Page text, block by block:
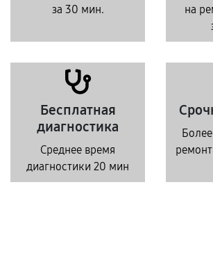
за 30 мин.
на
Бесплатная
диагностика
Среднее время
диагностики 20 мин